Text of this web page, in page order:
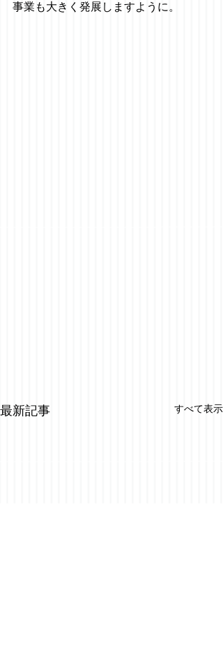
事業も大きく発展しますように。
最新記事 すべて表示